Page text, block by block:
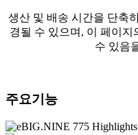
생산 및 배송 시간을 단축
경될 수 있으며, 이 페이
수 있음
주요기능